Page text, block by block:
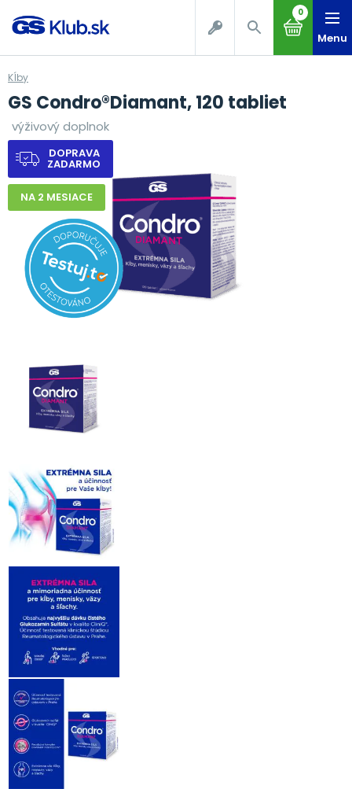
0
Menu
Kĺby
GS Condro®Diamant, 120 tabliet
výživový doplnok
DOPRAVA
ZADARMO
NA 2 MESIACE